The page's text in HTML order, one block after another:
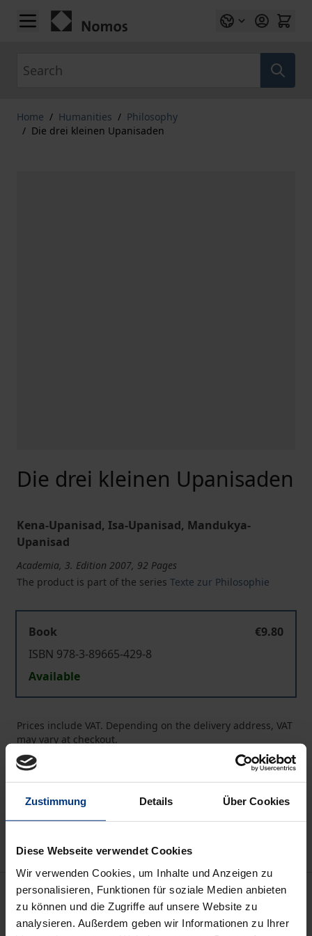
Zustimmung Details Über Cookies
Diese Webseite verwendet Cookies
Wir verwenden Cookies, um Inhalte und Anzeigen zu
personalisieren, Funktionen für soziale Medien anbieten
zu können und die Zugriffe auf unsere Website zu
analysieren. Außerdem geben wir Informationen zu Ihrer
Skip to Content
Home / Humanities / Philosophy
/ Die drei kleinen Upanisaden
Die drei kleinen Upanisaden
Kena-Upanisad, Isa-Upanisad, Mandukya-
Upanisad
Academia, 3. Edition 2007, 92 Pages
The product is part of the series Texte zur Philosophie
Book
€9.80
ISBN 978-3-89665-429-8
Available
Prices include VAT. Depending on the delivery address, VAT
may vary at checkout.
Add to Cart
Add to Wish List
Delivery cost notice
Description
Drei der wichtigsten Texte der Upanishaden sind